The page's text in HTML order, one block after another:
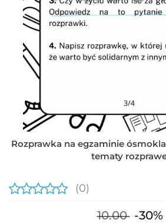
Rozprawka na egzaminie
tematy
(0)
10.00 -30%